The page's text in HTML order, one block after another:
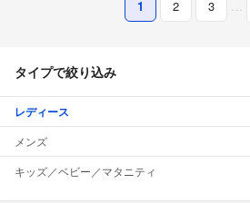
1 2 3 …
タイプで絞り込み
レディース
メンズ
キッズ／ベビー／マタニティ